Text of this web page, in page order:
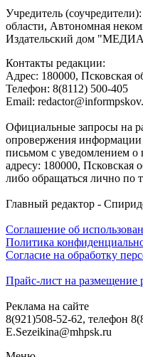
Учредитель
области, Автономная
Издательский дом
Контакты редакции:
Адреc: 180000, Псковская
Телефон: 8(8112) 500-405
Email:
Официальные запросы на
опровержения информации
письмом с уведомлением о
адресу: 180000, Псковская
либо обращаться лично по
Главный редактор -
Соглашение об
Политика
Согласие на обработку
Прайс-лист на размещение
Реклама на сайте
8(921)508-52-62, телефон
E.Sezeikina@mhpsk.ru